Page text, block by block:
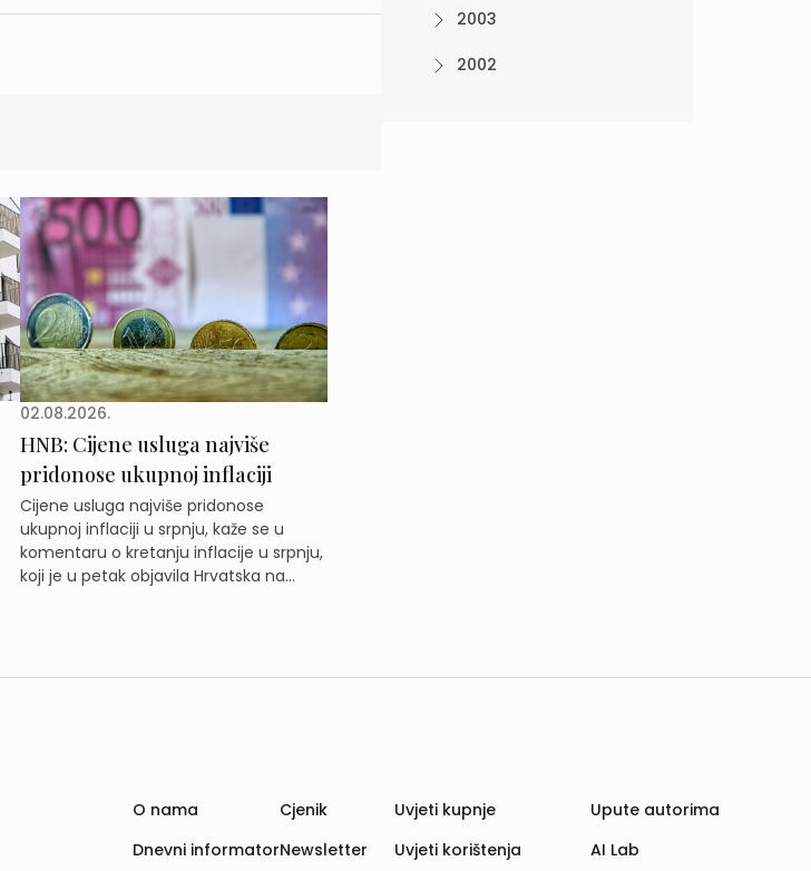
02.08.2026.
HNB: Cijene usluga najviše
pridonose ukupnoj inflaciji
Cijene usluga najviše pridonose
ukupnoj inflaciji u srpnju, kaže se u
komentaru o kretanju inflacije u srpnju,
koji je u petak objavila Hrvatska na...
2003
2002
O nama
Dnevni informator
Cjenik
Newsletter
Uvjeti kupnje
Uvjeti korištenja
Upute autorima
AI Lab